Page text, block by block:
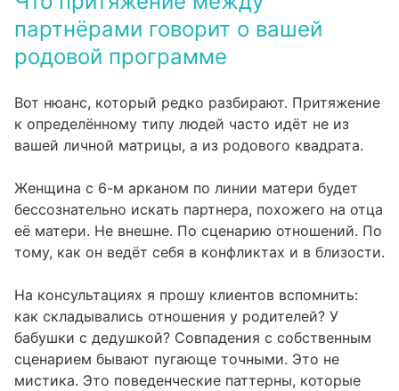
партнёрами говорит о вашей
родовой программе
Вот нюанс, который редко разбирают. Притяжение
к определённому типу людей часто идёт не из
вашей личной матрицы, а из родового квадрата.
Женщина с 6-м арканом по линии матери будет
бессознательно искать партнера, похожего на отца
её матери. Не внешне. По сценарию отношений. По
тому, как он ведёт себя в конфликтах и в близости.
На консультациях я прошу клиентов вспомнить:
как складывались отношения у родителей? У
бабушки с дедушкой? Совпадения с собственным
сценарием бывают пугающе точными. Это не
мистика. Это поведенческие паттерны, которые